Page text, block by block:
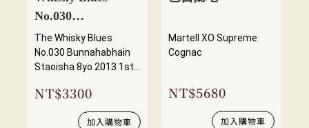
No.030
Bunnahabhain
Staoisha 8yo 2013
1st Fill Barrel
The Whisky Blues
No.030 Bunnahabhain
Staoisha 8yo 2013 1st
NT$3300
加入購物車
Martell XO Supreme
Cognac
NT$5680
加入購物車